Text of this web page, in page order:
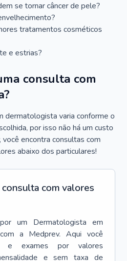
se tornar câncer de pele?
tratamentos cosméticos
e estrias?
consulta com
dermatologista varia conforme o
por isso não há um custo
encontra consultas com
abaixo dos particulares!
com valores
um Dermatologista em
a Medprev. Aqui você
e exames por valores
e sem taxa de